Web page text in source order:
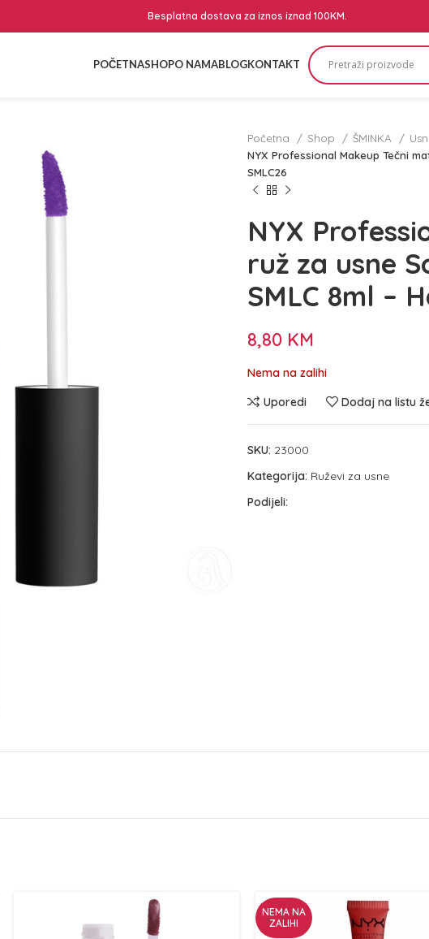
Besplatna dostava za iznos iznad 100KM.
POČETNASHOPO NAMABLOGKONTAKT
Početna Shop ŠMINKA
NYX Professional Makeup Tečni
SMLC26
NYX
ruž za usne
SMLC 8ml –
8,80 KM
Nema na zalihi
Uporedi
Dodaj na listu
SKU: 23000
Kategorija: Ruževi za usne
Podijeli:
NEMA NA
ZALIHI